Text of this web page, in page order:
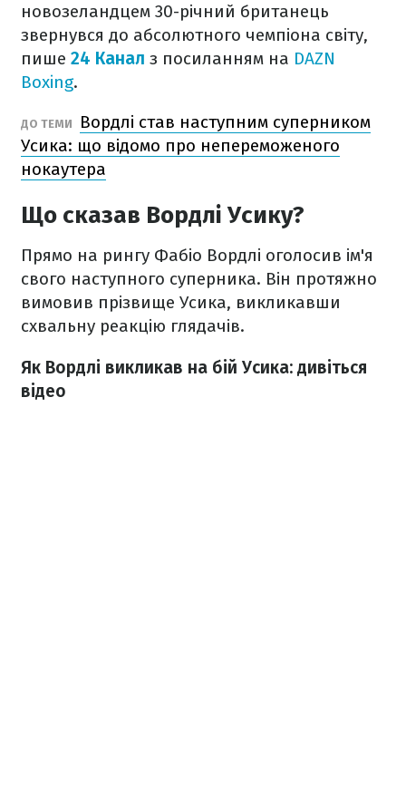
новозеландцем 30-річний британець
звернувся до абсолютного чемпіона світу,
пише 24 Канал з посиланням на DAZN
Boxing.
ДО ТЕМИ
Вордлі став наступним суперником
Усика: що відомо про непереможеного
нокаутера
Що сказав Вордлі Усику?
Прямо на рингу Фабіо Вордлі оголосив ім'я
свого наступного суперника. Він протяжно
вимовив прізвище Усика, викликавши
схвальну реакцію глядачів.
Як Вордлі викликав на бій Усика: дивіться
відео